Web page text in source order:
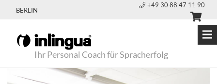
BERLIN
+49 30 88 47 11 90
Ihr Personal Coach für Spracherfolg